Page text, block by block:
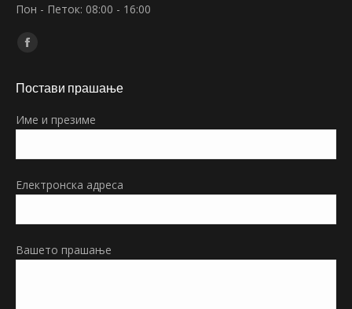
Пон - Петок: 08:00 - 16:00
Find us on:
Facebook
opens
new
Постави прашање
Име и презиме
Електронска адреса
Вашето прашање